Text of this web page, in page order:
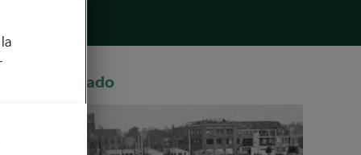
Recomendado